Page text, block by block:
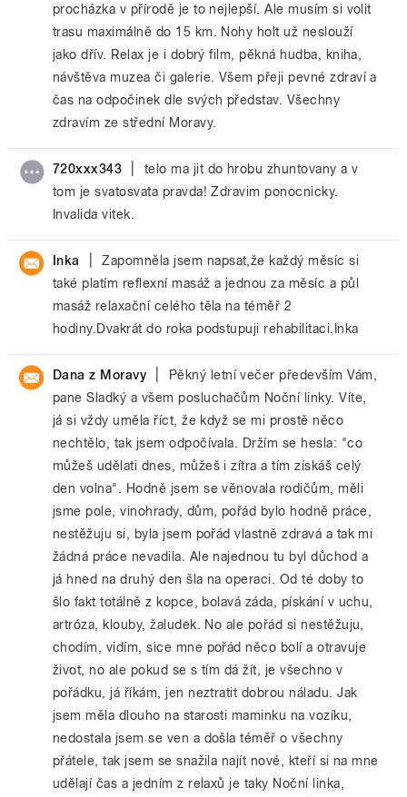
procházka v přírodě je to nejlepší. Ale musím si volit
trasu maximálně do 15 km. Nohy holt už neslouží
jako dřív. Relax je i dobrý film, pěkná hudba, kniha,
návštěva muzea či galerie. Všem přeji pevné zdraví a
čas na odpočinek dle svých představ. Všechny
zdravím ze střední Moravy.
720xxx343
telo ma jit do hrobu zhuntovany a v
tom je svatosvata pravda! Zdravim ponocnicky.
Invalida vitek.
Inka
Zapomněla jsem napsat,že každý měsíc si
také platím reflexní masáž a jednou za měsíc a půl
masáž relaxační celého těla na téměř 2
hodiny.Dvakrát do roka podstupuji rehabilitaci.Inka
Dana z Moravy
Pěkný letní večer především Vám,
pane Sladký a všem posluchačům Noční linky. Víte,
já si vždy uměla říct, že když se mi prostě něco
nechtělo, tak jsem odpočívala. Držím se hesla: "co
můžeš udělati dnes, můžeš i zítra a tím získáš celý
den volna". Hodně jsem se věnovala rodičům, měli
jsme pole, vinohrady, dům, pořád bylo hodně práce,
nestěžuju si, byla jsem pořád vlastně zdravá a tak mi
žádná práce nevadila. Ale najednou tu byl důchod a
já hned na druhý den šla na operaci. Od té doby to
šlo fakt totálně z kopce, bolavá záda, pískání v uchu,
artróza, klouby, žaludek. No ale pořád si nestěžuju,
chodím, vidím, sice mne pořád něco bolí a otravuje
život, no ale pokud se s tím dá žít, je všechno v
pořádku, já říkám, jen neztratit dobrou náladu. Jak
jsem měla dlouho na starosti maminku na vozíku,
nedostala jsem se ven a došla téměř o všechny
přátele, tak jsem se snažila najít nové, kteří si na mne
udělají čas a jedním z relaxů je taky Noční linka,